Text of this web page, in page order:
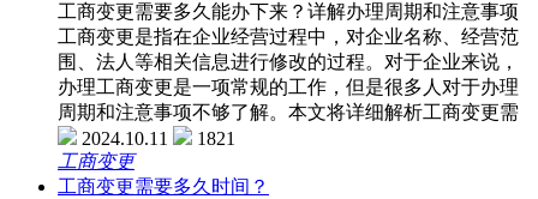
工商变更需要多久能办下来？详解办理周期和注意事项
工商变更是指在企业经营过程中，对企业名称、经营范
围、法人等相关信息进行修改的过程。对于企业来说，
办理工商变更是一项常规的工作，但是很多人对于办理
周期和注意事项不够了解。本文将详细解析工商变更需
2024.10.11
1821
工商变更
工商变更需要多久时间？